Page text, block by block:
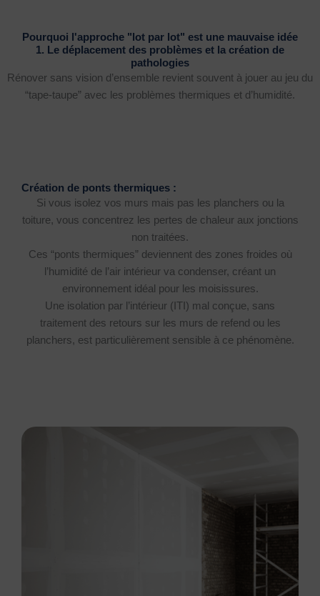
Pourquoi l'approche "lot par lot" est une mauvaise idée
1. Le déplacement des problèmes et la création de
pathologies
Rénover sans vision d’ensemble revient souvent à jouer au jeu du
“tape-taupe” avec les problèmes thermiques et d’humidité.
Création de ponts thermiques :
Si vous isolez vos murs mais pas les planchers ou la
toiture, vous concentrez les pertes de chaleur aux jonctions
non traitées.
Ces “ponts thermiques” deviennent des zones froides où
l’humidité de l’air intérieur va condenser, créant un
environnement idéal pour les moisissures.
Une isolation par l’intérieur (ITI) mal conçue, sans
traitement des retours sur les murs de refend ou les
planchers, est particulièrement sensible à ce phénomène.